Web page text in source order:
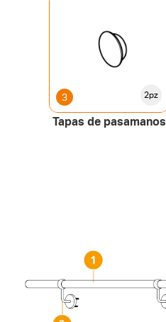
3 2pz
Tapas de pasamanos